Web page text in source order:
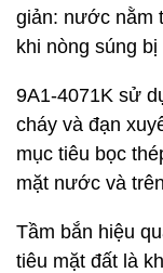
giản: nước nằm
khi nòng súng
9A1-4071K sử
cháy và đạn
mục tiêu bọc
mặt nước và
Tầm bắn hiệu
tiêu mặt đất là